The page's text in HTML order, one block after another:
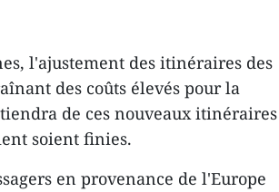
l'ajustement des itinéraires des
des coûts élevés pour la
de ces nouveaux itinéraires
soient finies.
en provenance de l'Europe